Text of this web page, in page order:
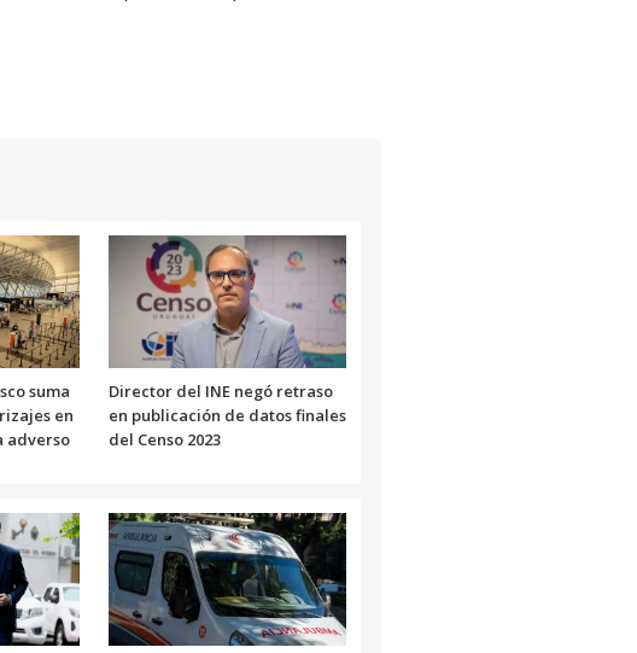
suma
en
adverso
Director del INE negó retraso
en publicación de datos finales
del Censo 2023